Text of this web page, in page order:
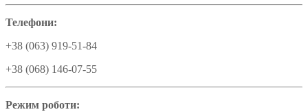
Телефони:
+38 (063) 919-51-84
+38 (068) 146-07-55
Режим роботи: